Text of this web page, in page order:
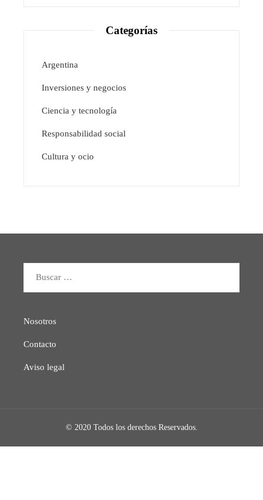
Categorías
Argentina
Inversiones y negocios
Ciencia y tecnología
Responsabilidad social
Cultura y ocio
Nosotros
Contacto
Aviso legal
© 2020 Todos los derechos Reservados.